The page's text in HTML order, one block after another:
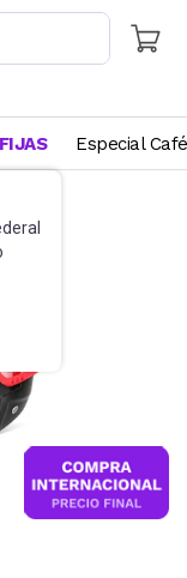
Especial Café